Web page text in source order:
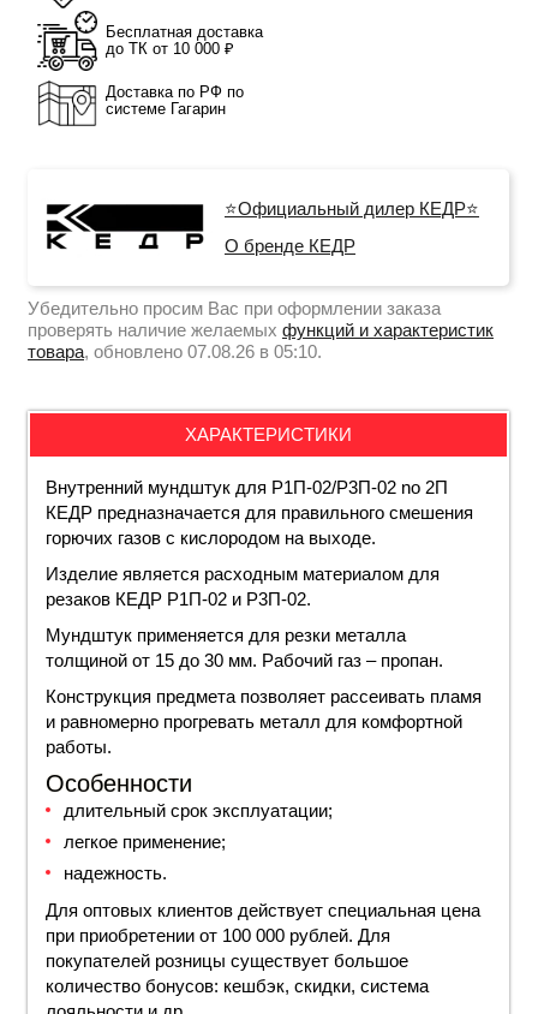
Бесплатная доставка
до ТК от 10 000 ₽
Доставка по РФ по
системе Гагарин
⭐Официальный дилер КЕДР⭐
О бренде КЕДР
Убедительно просим Вас при оформлении заказа
проверять наличие желаемых функций и характеристик
товара, обновлено 07.08.26 в 05:10.
ХАРАКТЕРИСТИКИ
Внутренний мундштук для Р1П-02/Р3П-02 no 2П
КЕДР предназначается для правильного смешения
горючих газов с кислородом на выходе.
Изделие является расходным материалом для
резаков КЕДР Р1П-02 и Р3П-02.
Мундштук применяется для резки металла
толщиной от 15 до 30 мм. Рабочий газ – пропан.
Конструкция предмета позволяет рассеивать пламя
и равномерно прогревать металл для комфортной
работы.
Особенности
длительный срок эксплуатации;
легкое применение;
надежность.
Для оптовых клиентов действует специальная цена
при приобретении от 100 000 рублей. Для
покупателей розницы существует большое
количество бонусов: кешбэк, скидки, система